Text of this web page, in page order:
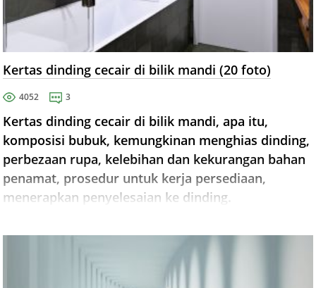
Kertas dinding cecair di bilik mandi (20 foto)
4052 3
Kertas dinding cecair di bilik mandi, apa itu,
komposisi bubuk, kemungkinan menghias dinding,
perbezaan rupa, kelebihan dan kekurangan bahan
penamat, prosedur untuk kerja persediaan,
menerapkan penyelesaian ke dinding.